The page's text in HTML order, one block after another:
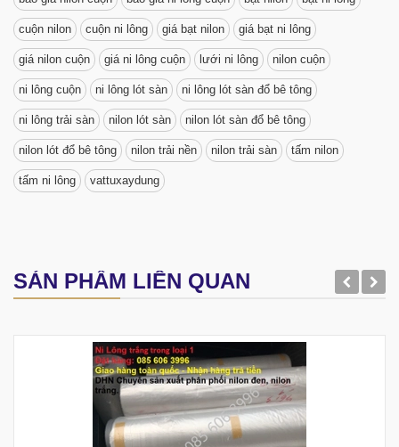
cuộn nilon cuộn ni lông giá bạt nilon giá bạt ni lông
giá nilon cuộn giá ni lông cuộn lưới ni lông nilon cuộn
ni lông cuộn ni lông lót sàn ni lông lót sàn đổ bê tông
ni lông trải sàn nilon lót sàn nilon lót sàn đổ bê tông
nilon lót đổ bê tông nilon trải nền nilon trải sàn tấm nilon
tấm ni lông vattuxaydung
SẢN PHẨM LIÊN QUAN